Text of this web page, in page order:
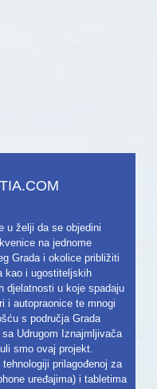
u želji da se objedini
na jednome
Grada i okolice približiti
kao i ugostiteljskih
djelatnosti u koje spadaju
i autopraonice te mnogi
s područja Grada
Udrugom Iznajmljivača
smo ovaj projekt.
prilagođenoj za
uređajima) i tabletima